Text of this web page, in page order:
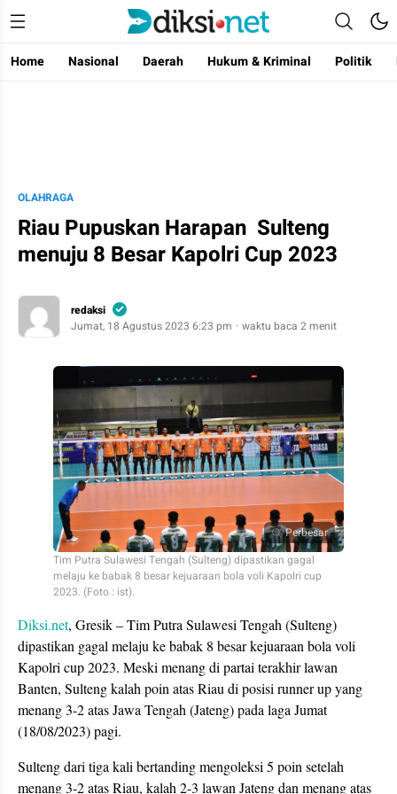
Diksi
fakta, data, kata beretika
Home Nasional Daerah Hukum & Kriminal Politik
OLAHRAGA
Riau Pupuskan Harapan Sulteng
menuju 8 Besar Kapolri Cup 2023
redaksi
Jumat, 18 Agustus 2023 6:23 pm
waktu baca 2 menit
Perbesar
Tim Putra Sulawesi Tengah (Sulteng) dipastikan gagal
melaju ke babak 8 besar kejuaraan bola voli Kapolri cup
2023. (Foto : ist).
Diksi.net, Gresik – Tim Putra Sulawesi Tengah (Sulteng)
dipastikan gagal melaju ke babak 8 besar kejuaraan bola voli
Kapolri cup 2023. Meski menang di partai terakhir lawan
Banten, Sulteng kalah poin atas Riau di posisi runner up yang
menang 3-2 atas Jawa Tengah (Jateng) pada laga Jumat
(18/08/2023) pagi.
Sulteng dari tiga kali bertanding mengoleksi 5 poin setelah
menang 3-2 atas Riau, kalah 2-3 lawan Jateng dan menang atas